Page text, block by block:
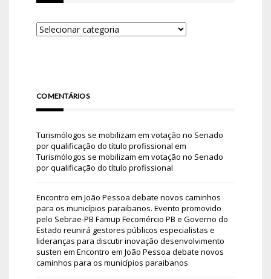
COMENTÁRIOS
Turismólogos se mobilizam em votação no Senado
por qualificação do título profissional em
Turismólogos se mobilizam em votação no Senado
por qualificação do título profissional
Encontro em João Pessoa debate novos caminhos
para os municípios paraibanos. Evento promovido
pelo Sebrae-PB Famup Fecomércio PB e Governo do
Estado reunirá gestores públicos especialistas e
lideranças para discutir inovação desenvolvimento
susten em Encontro em João Pessoa debate novos
caminhos para os municípios paraibanos